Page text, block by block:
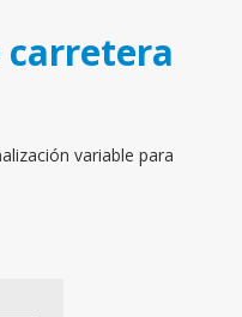
carretera
variable para